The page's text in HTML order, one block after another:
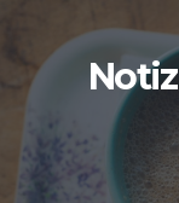
contenuto